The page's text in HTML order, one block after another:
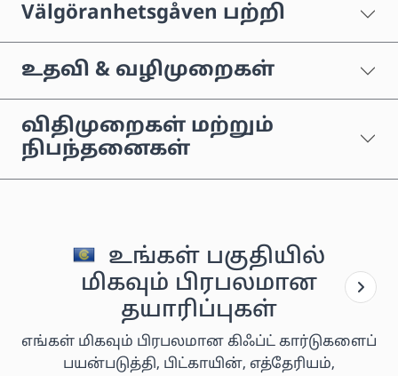
Välgöranhetsgåven பற்றி
உதவி & வழிமுறைகள்
விதிமுறைகள் மற்றும்
நிபந்தனைகள்
உங்கள் பகுதியில்
மிகவும் பிரபலமான
தயாரிப்புகள்
எங்கள் மிகவும் பிரபலமான கிஃப்ட் கார்டுகளைப்
பயன்படுத்தி, பிட்காயின், எத்தேரியம்,